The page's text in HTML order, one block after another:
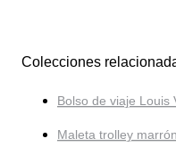
Colecciones
Bolso de viaje Louis
Maleta trolley marrón